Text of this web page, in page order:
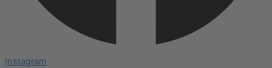
Instagram